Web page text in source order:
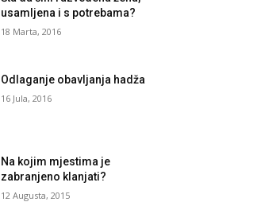
usamljena i s potrebama?
18 Marta, 2016
Odlaganje obavljanja hadža
16 Jula, 2016
Na kojim mjestima je
zabranjeno klanjati?
12 Augusta, 2015